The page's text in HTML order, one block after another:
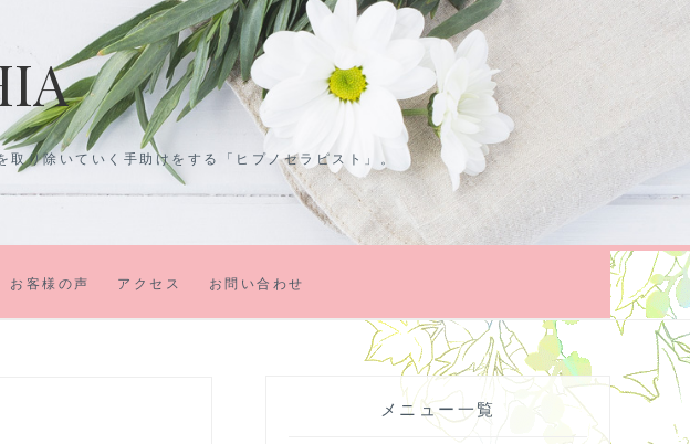
り除いていく手助けをする「ヒプノセラピスト」。
お客様の声 アクセス お問い合わせ
メニュー一覧